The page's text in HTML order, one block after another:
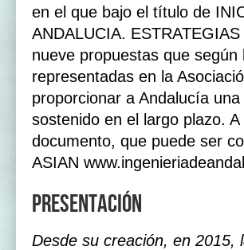
en el que bajo el título de
ANDALUCIA.
nueve propuestas que
representadas en la
proporcionar a Andalucía
sostenido en el largo plazo.
documento, que puede ser
ASIAN
Presentación
Desde su creación, en 2015,